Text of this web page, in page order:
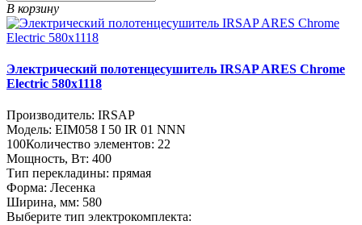
В корзину
Электрический полотенцесушитель IRSAP ARES Chrome
Electric 580х1118
Производитель: IRSAP
Модель: EIM058 I 50 IR 01 NNN
100Количество элементов: 22
Мощность, Вт: 400
Тип перекладины: прямая
Форма: Лесенка
Ширина, мм: 580
Выберите тип электрокомплекта: